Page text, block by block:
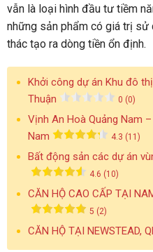
vẫn là loại hình đầu tư tiềm
những sản phẩm có giá trị sử
thác tạo ra dòng tiền ổn định.
Khởi công dự án Khu đô
Thuận
0 (0)
Vịnh An Hoà Quảng Nam
Nam
4.3 (11)
Bất động sản các dự án
4.6 (10)
CĂN HỘ CAO CẤP TẠI
5 (2)
CĂN HỘ TẠI NEWSTEAD,